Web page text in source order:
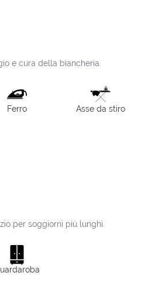
e cura della biancheria.
Ferro Asse da stiro
per soggiorni più lunghi.